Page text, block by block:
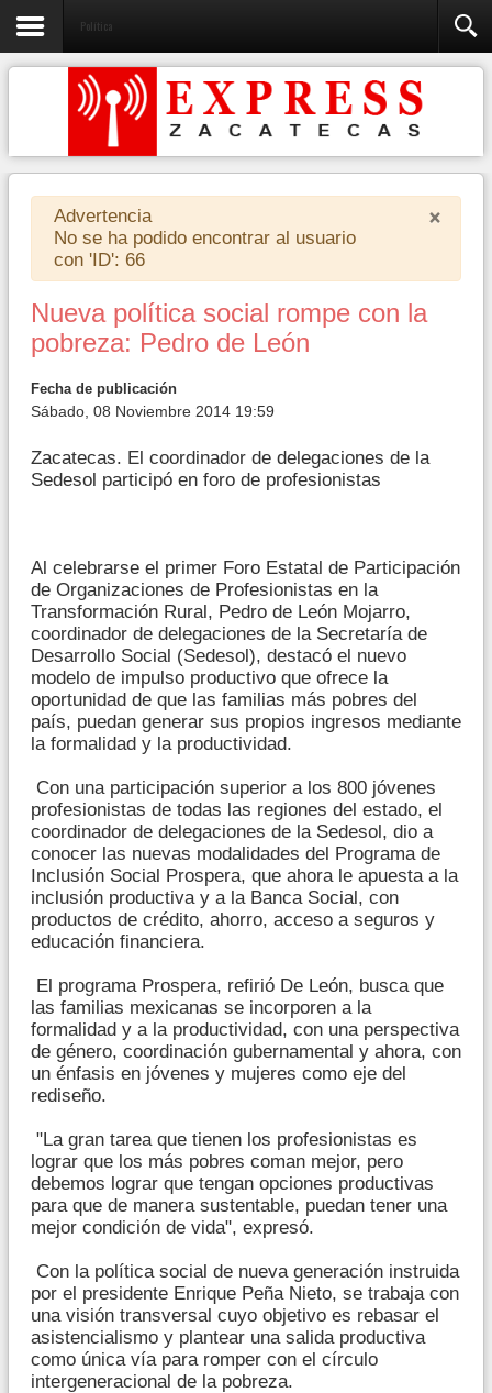
Política
×
Advertencia
No se ha podido encontrar al usuario
con 'ID': 66
Nueva política social rompe con la
pobreza: Pedro de León
Fecha de publicación
Sábado, 08 Noviembre 2014 19:59
Zacatecas. El coordinador de delegaciones de la
Sedesol participó en foro de profesionistas
Al celebrarse el primer Foro Estatal de Participación
de Organizaciones de Profesionistas en la
Transformación Rural, Pedro de León Mojarro,
coordinador de delegaciones de la Secretaría de
Desarrollo Social (Sedesol), destacó el nuevo
modelo de impulso productivo que ofrece la
oportunidad de que las familias más pobres del
país, puedan generar sus propios ingresos mediante
la formalidad y la productividad.
Con una participación superior a los 800 jóvenes
profesionistas de todas las regiones del estado, el
coordinador de delegaciones de la Sedesol, dio a
conocer las nuevas modalidades del Programa de
Inclusión Social Prospera, que ahora le apuesta a la
inclusión productiva y a la Banca Social, con
productos de crédito, ahorro, acceso a seguros y
educación financiera.
El programa Prospera, refirió De León, busca que
las familias mexicanas se incorporen a la
formalidad y a la productividad, con una perspectiva
de género, coordinación gubernamental y ahora, con
un énfasis en jóvenes y mujeres como eje del
rediseño.
"La gran tarea que tienen los profesionistas es
lograr que los más pobres coman mejor, pero
debemos lograr que tengan opciones productivas
para que de manera sustentable, puedan tener una
mejor condición de vida", expresó.
Con la política social de nueva generación instruida
por el presidente Enrique Peña Nieto, se trabaja con
una visión transversal cuyo objetivo es rebasar el
asistencialismo y plantear una salida productiva
como única vía para romper con el círculo
intergeneracional de la pobreza.